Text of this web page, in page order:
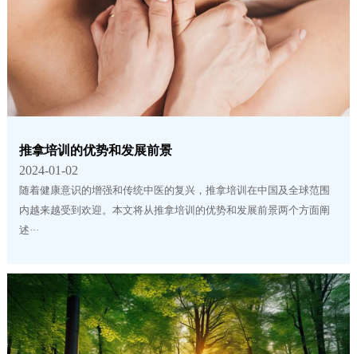
推拿培训的优势和发展前景
2024-01-02
随着健康意识的增强和传统中医的复兴，推拿培训在中国及全球范围
内越来越受到欢迎。本文将从推拿培训的优势和发展前景两个方面阐
述···